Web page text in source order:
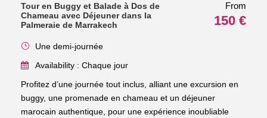
Tour en Buggy et Balade à Dos de
Chameau avec Déjeuner dans la
Palmeraie de Marrakech
From
150 €
Une demi-journée
Availability : Chaque jour
Profitez d’une journée tout inclus, alliant une excursion en
buggy, une promenade en chameau et un déjeuner
marocain authentique, pour une expérience inoubliable